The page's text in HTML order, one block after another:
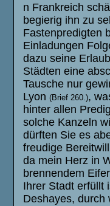
n Frankreich
begierig ihn zu
Fastenpredigten
Einladungen
dazu seine
Städten eine
Tausche nur
Lyon (Brief 260.),
hinter allen
solche Kanzeln
dürften Sie es
freudige
da mein Herz in
brennendem
Ihrer Stadt erfüllt
Deshayes, durch